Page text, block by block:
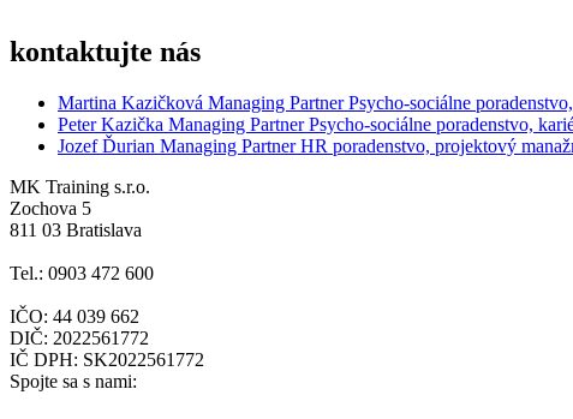
kontaktujte nás
Martina Kazičková Managing PartnerPsycho-sociálne
Peter Kazička Managing PartnerPsycho-sociálne poradenstvo,
Jozef Ďurian Managing PartnerHR poradenstvo, projektový
MK Training s.r.o.
Zochova 5
811 03 Bratislava
Tel.: 0903 472 600
IČO: 44 039 662
DIČ: 2022561772
IČ DPH: SK2022561772
Spojte sa s nami: